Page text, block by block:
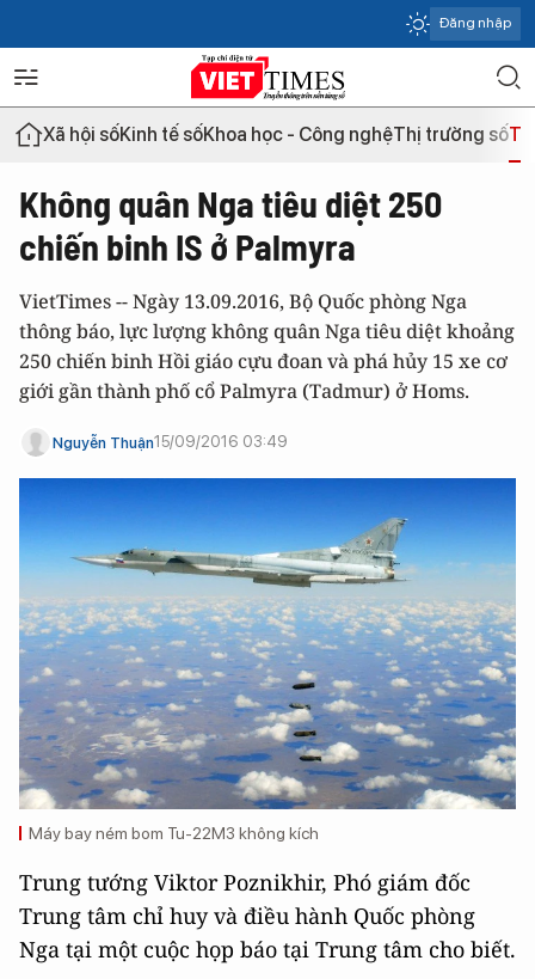
Đăng nhập
Xã hội sốKinh tế sốKhoa học - Công nghệThị trường số
Không quân Nga tiêu diệt 250
chiến binh IS ở Palmyra
VietTimes -- Ngày 13.09.2016, Bộ Quốc phòng Nga
thông báo, lực lượng không quân Nga tiêu diệt khoảng
250 chiến binh Hồi giáo cựu đoan và phá hủy 15 xe cơ
giới gần thành phố cổ Palmyra (Tadmur) ở Homs.
Nguyễn Thuận15/09/2016 03:49
Máy bay ném bom Tu-22M3 không kích
Trung tướng Viktor Poznikhir, Phó giám đốc
Trung tâm chỉ huy và điều hành Quốc phòng
Nga tại một cuộc họp báo tại Trung tâm cho biết.